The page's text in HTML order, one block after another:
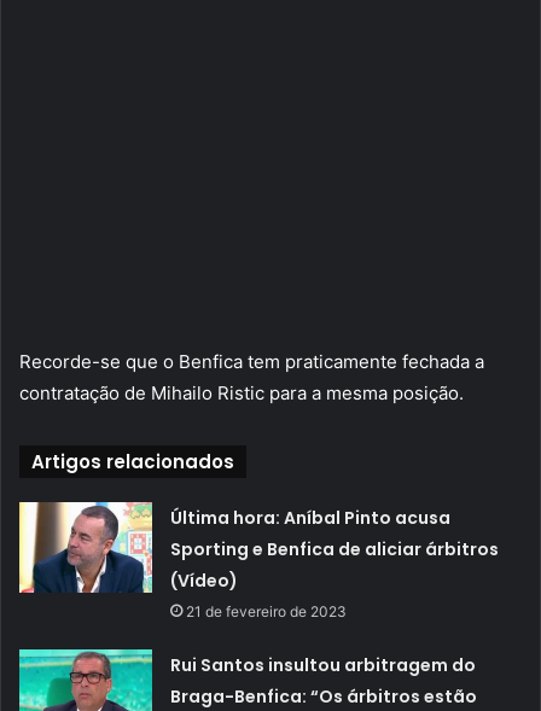
Recorde-se que o Benfica tem praticamente fechada a
contratação de Mihailo Ristic para a mesma posição.
Artigos relacionados
Última hora: Aníbal Pinto acusa
Sporting e Benfica de aliciar árbitros
(Vídeo)
21 de fevereiro de 2023
Rui Santos insultou arbitragem do
Braga-Benfica: “Os árbitros estão